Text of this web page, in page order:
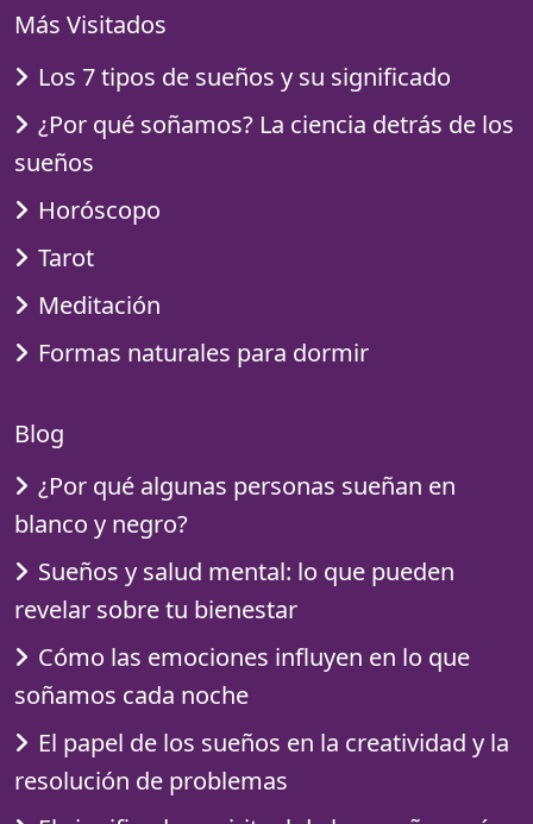
Más Visitados
Los 7 tipos de sueños y su significado
¿Por qué soñamos? La ciencia detrás de los
sueños
Horóscopo
Tarot
Meditación
Formas naturales para dormir
Blog
¿Por qué algunas personas sueñan en
blanco y negro?
Sueños y salud mental: lo que pueden
revelar sobre tu bienestar
Cómo las emociones influyen en lo que
soñamos cada noche
El papel de los sueños en la creatividad y la
resolución de problemas